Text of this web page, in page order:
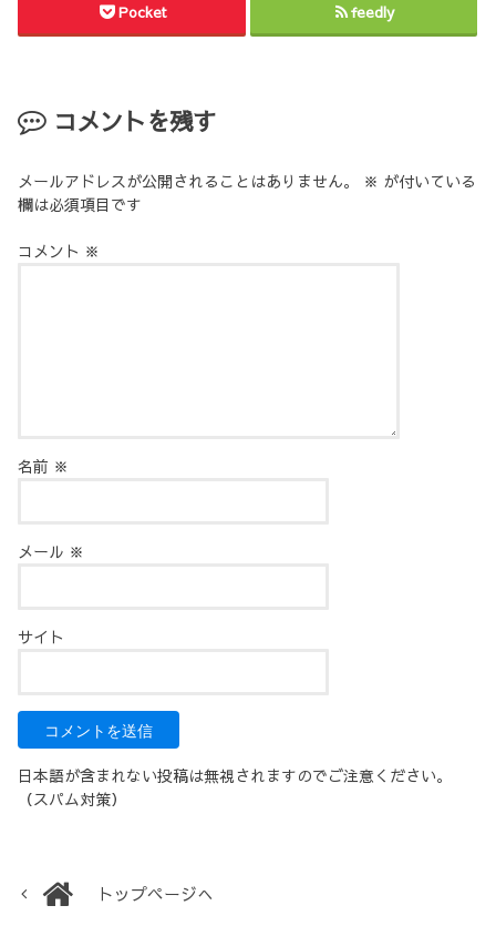
Pocket feedly
コメントを残す
メールアドレスが公開されることはありません。 ※ が付いている
欄は必須項目です
コメント ※
名前 ※
メール ※
サイト
日本語が含まれない投稿は無視されますのでご注意ください。
（スパム対策）
トップページへ